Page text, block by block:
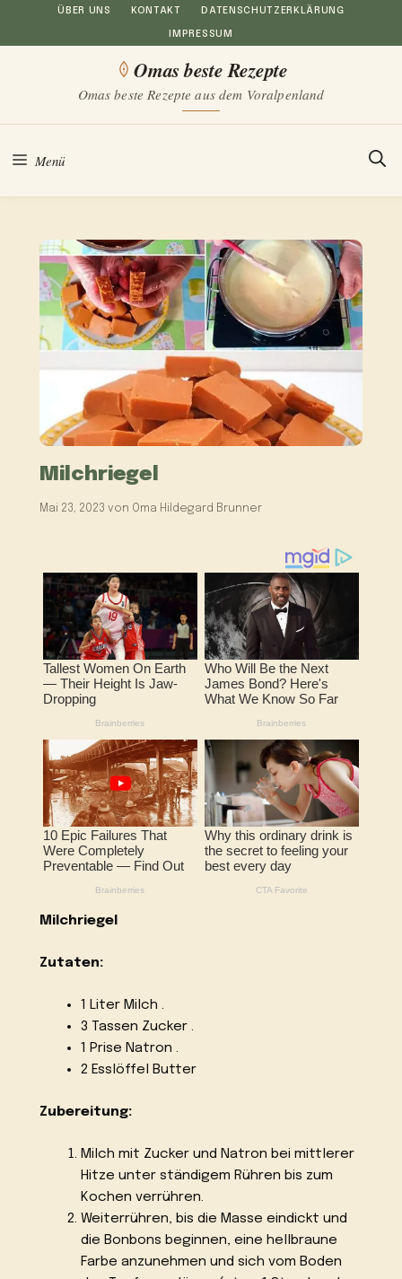
Inhalt
ÜBER UNS KONTAKT DATENSCHUTZERKLÄRUNG
IMPRESSUM
Omas beste Rezepte
Omas beste Rezepte aus dem Voralpenland
Menü
Milchriegel
Mai 23, 2023 von Oma Hildegard Brunner
Milchriegel
Zutaten:
1 Liter Milch .
3 Tassen Zucker .
1 Prise Natron .
2 Esslöffel Butter
Zubereitung:
Milch mit Zucker und Natron bei mittlerer
Hitze unter ständigem Rühren bis zum
Kochen verrühren.
Weiterrühren, bis die Masse eindickt und
die Bonbons beginnen, eine hellbraune
Farbe anzunehmen und sich vom Boden